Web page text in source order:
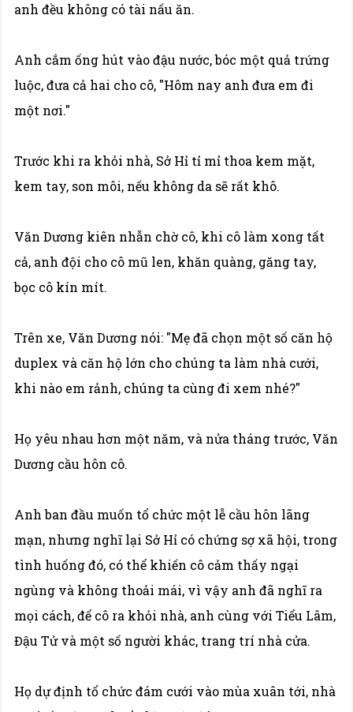
anh đều không có tài nấu ăn.
Anh cắm ống hút vào đậu nước, bóc một quả trứng
luộc, đưa cả hai cho cô, "Hôm nay anh đưa em đi
một nơi."
Trước khi ra khỏi nhà, Sở Hỉ tỉ mỉ thoa kem mặt,
kem tay, son môi, nếu không da sẽ rất khô.
Văn Dương kiên nhẫn chờ cô, khi cô làm xong tất
cả, anh đội cho cô mũ len, khăn quàng, găng tay,
bọc cô kín mít.
Trên xe, Văn Dương nói: "Mẹ đã chọn một số căn hộ
duplex và căn hộ lớn cho chúng ta làm nhà cưới,
khi nào em rảnh, chúng ta cùng đi xem nhé?"
Họ yêu nhau hơn một năm, và nửa tháng trước, Văn
Dương cầu hôn cô.
Anh ban đầu muốn tổ chức một lễ cầu hôn lãng
mạn, nhưng nghĩ lại Sở Hỉ có chứng sợ xã hội, trong
tình huống đó, có thể khiến cô cảm thấy ngại
ngùng và không thoải mái, vì vậy anh đã nghĩ ra
mọi cách, để cô ra khỏi nhà, anh cùng với Tiểu Lâm,
Đậu Tử và một số người khác, trang trí nhà cửa.
Họ dự định tổ chức đám cưới vào mùa xuân tới, nhà